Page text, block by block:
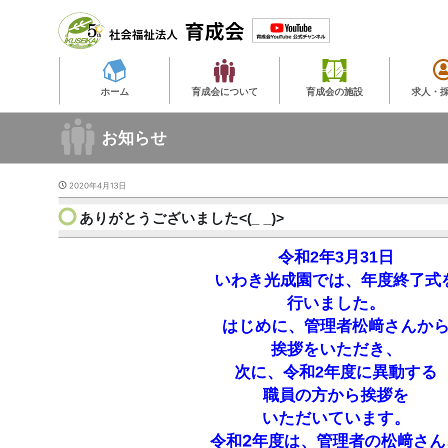
ホーム 育成会について 育成会の施設 求人・
お知らせ
2020年4月13日
ありがとうございました<(_ _)>
令和2年3月31日
いわき光成園では、 年度終了式
行いました。
はじめに、管理者松﨑さんから
挨拶をいただき、
次に、令和2年度に異動する
職員の方から挨拶を
いただいています。
令和2年度は、管理者の松﨑さん